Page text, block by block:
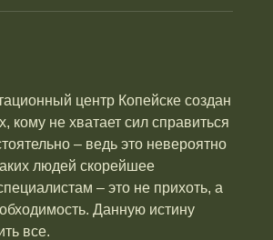
центр Копейске создан
кому не хватает сил справиться
– ведь это невероятно
людей скорейшее
– это не прихоть, а
Данную истину
все.